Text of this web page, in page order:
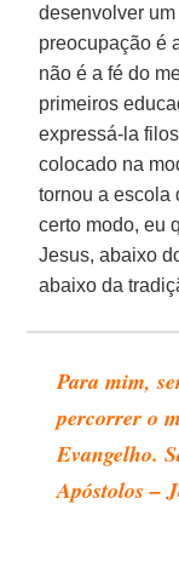
desenvolver um
preocupação é
não é a fé do
primeiros
expressá-la
colocado na
tornou a escola
certo modo, eu
Jesus, abaixo
abaixo da
Para mim,
percorrer o
Evangelho.
Apóstolos –